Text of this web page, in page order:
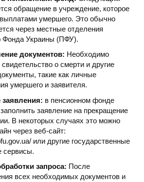
обращение в учреждение, которое
умершего. Это обычно
через местные отделения
Фонда Украины (ПФУ).
документов: Необходимо
свидетельство о смерти и другие
такие как личные
умершего и заявителя.
в пенсионном фонде
заявление на прекращение
В некоторых случаях это можно
через веб-сайт:
или другие государственные
сервисы.
запроса: После
всех необходимых документов и